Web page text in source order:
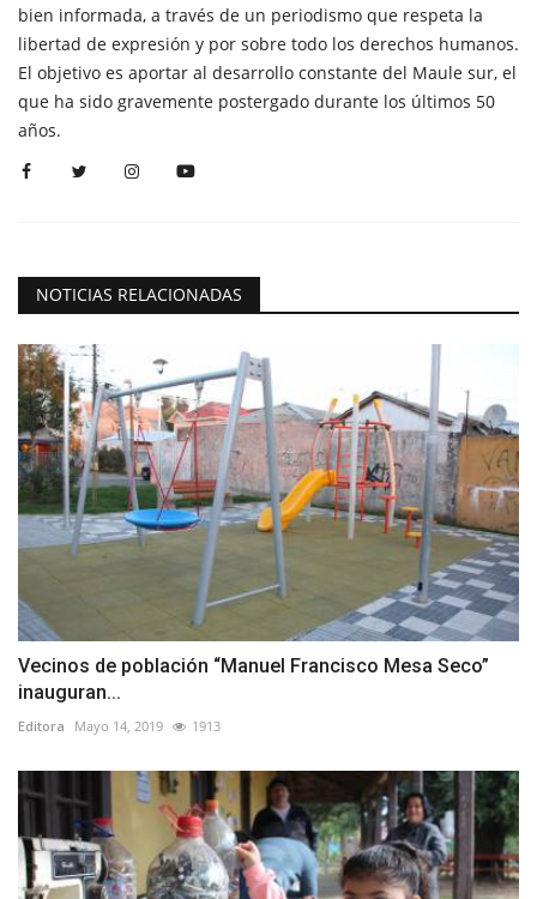
bien informada, a través de un periodismo que respeta la
libertad de expresión y por sobre todo los derechos humanos.
El objetivo es aportar al desarrollo constante del Maule sur, el
que ha sido gravemente postergado durante los últimos 50
años.
NOTICIAS RELACIONADAS
Vecinos de población “Manuel Francisco Mesa Seco”
inauguran...
Editora Mayo 14, 2019 1913